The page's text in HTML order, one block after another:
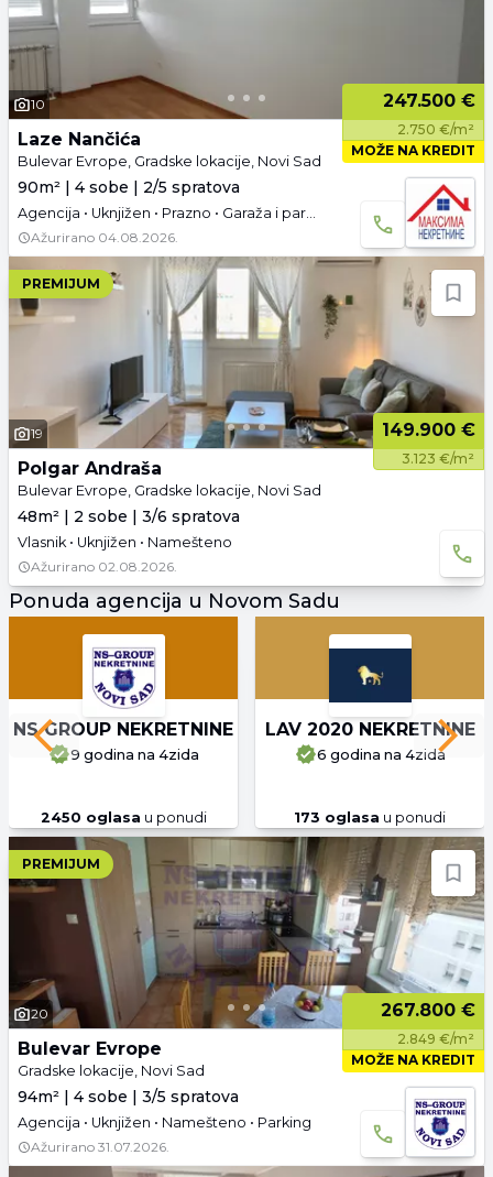
10 247.500 €
2.750 €/m²
MOŽE NA KREDIT
Laze Nančića
Bulevar Evrope, Gradske lokacije, Novi Sad
90m² | 4 sobe | 2/5 spratova
Agencija • Uknjižen • Prazno • Garaža i parking
Ažurirano 04.08.2026.
PREMIJUM
19 149.900 €
3.123 €/m²
Polgar Andraša
Bulevar Evrope, Gradske lokacije, Novi Sad
48m² | 2 sobe | 3/6 spratova
Vlasnik • Uknjižen • Namešteno
Ažurirano 02.08.2026.
Ponuda agencija u Novom Sadu
NS GROUP NEKRETNINE
9 godina na 4zida
2450 oglasa u ponudi
LAV 2020 NEKRETNINE
6 godina na 4zida
173 oglasa u ponudi
Previous slide Next
PREMIJUM
20 267.800 €
2.849 €/m²
MOŽE NA KREDIT
Bulevar Evrope
Gradske lokacije, Novi Sad
94m² | 4 sobe | 3/5 spratova
Agencija • Uknjižen • Namešteno • Parking
Ažurirano 31.07.2026.